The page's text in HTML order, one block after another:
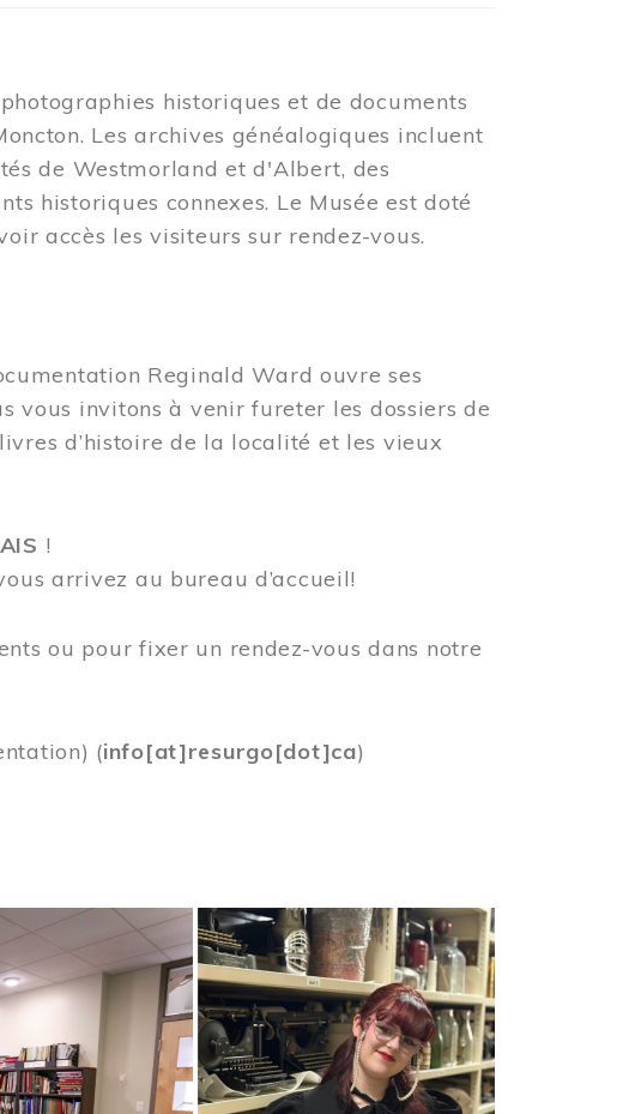
historiques et de documents
Les archives généalogiques incluent
de Westmorland et d'Albert, des
historiques connexes. Le Musée est doté
accès les visiteurs sur rendez-vous.
Reginald Ward ouvre ses
vous invitons à venir fureter les dossiers de
d’histoire de la localité et les vieux
!
arrivez au bureau d’accueil!
ou pour fixer un rendez-vous dans notre
(info[at]resurgo[dot]ca)